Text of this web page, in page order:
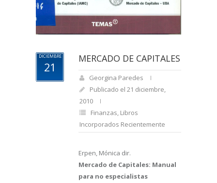
DICIEMBRE
21
MERCADO DE CAPITALES
Georgina Paredes
Publicado el 21 diciembre,
2010
Finanzas, Libros
Incorporados Recientemente
Erpen, Mónica dir.
Mercado de Capitales: Manual
para no especialistas